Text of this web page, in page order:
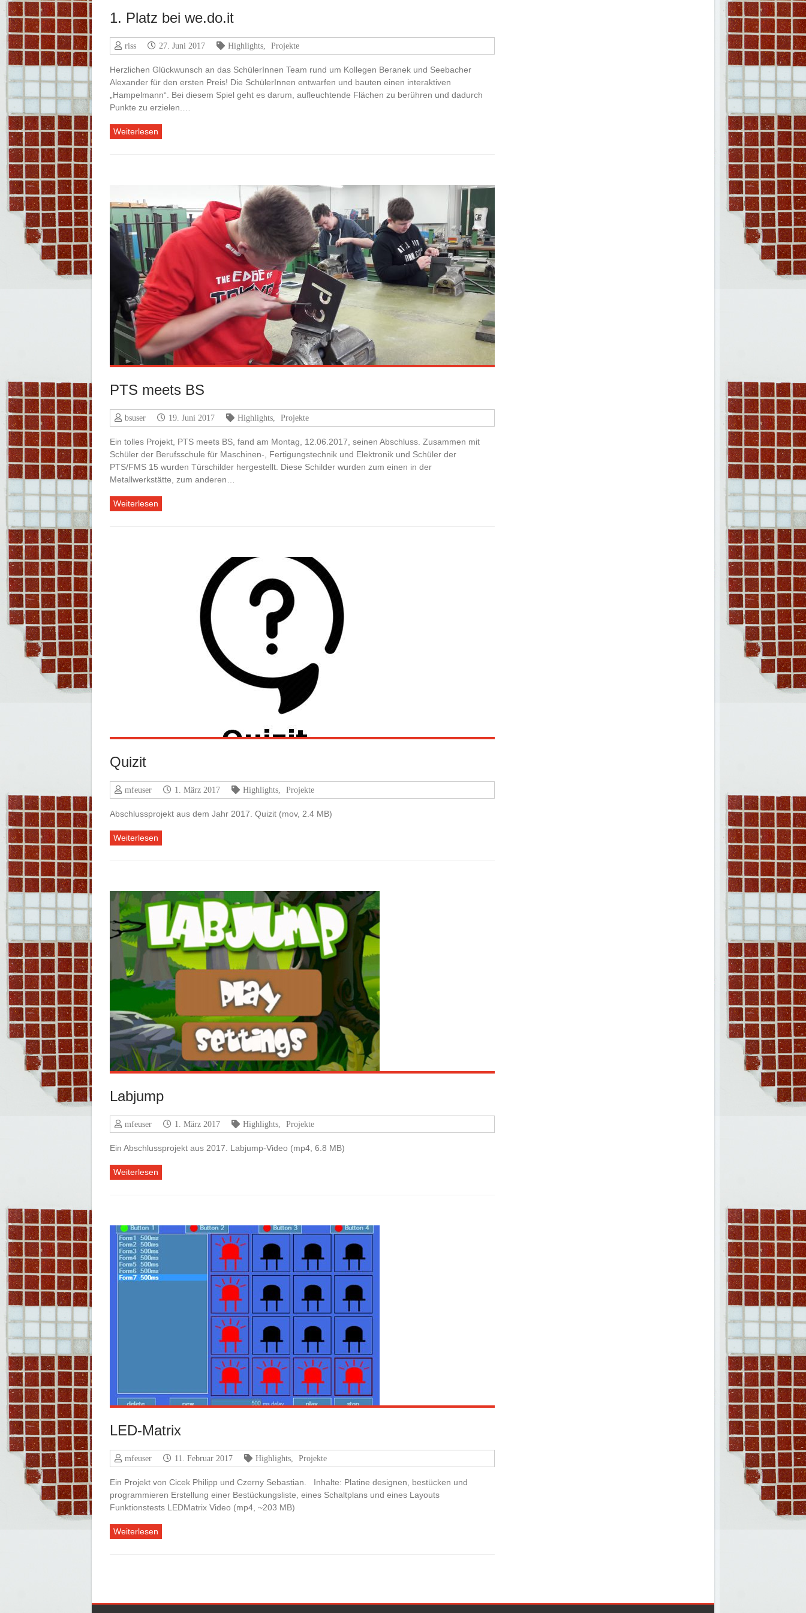
1. Platz bei we.do.it
riss 27. Juni 2017 Highlights Projekte
Herzlichen Glückwunsch an das SchülerInnen Team rund um Kollegen Beranek und Seebacher
Alexander für den ersten Preis! Die SchülerInnen entwarfen und bauten einen interaktiven
„Hampelmann“. Bei diesem Spiel geht es darum, aufleuchtende Flächen zu berühren und dadurch
Punkte zu erzielen.…
Weiterlesen
PTS meets BS
bsuser 19. Juni 2017 Highlights Projekte
Ein tolles Projekt, PTS meets BS, fand am Montag, 12.06.2017, seinen Abschluss. Zusammen mit
Schüler der Berufsschule für Maschinen-, Fertigungstechnik und Elektronik und Schüler der
PTS/FMS 15 wurden Türschilder hergestellt. Diese Schilder wurden zum einen in der
Metallwerkstätte, zum anderen…
Weiterlesen
Quizit
mfeuser 1. März 2017 Highlights Projekte
Abschlussprojekt aus dem Jahr 2017. Quizit (mov, 2.4 MB)
Weiterlesen
Labjump
mfeuser 1. März 2017 Highlights Projekte
Ein Abschlussprojekt aus 2017. Labjump-Video (mp4, 6.8 MB)
Weiterlesen
LED-Matrix
mfeuser 11. Februar 2017 Highlights Projekte
Ein Projekt von Cicek Philipp und Czerny Sebastian. Inhalte: Platine designen, bestücken und
programmieren Erstellung einer Bestückungsliste, eines Schaltplans und eines Layouts
Funktionstests LEDMatrix Video (mp4, ~203 MB)
Weiterlesen